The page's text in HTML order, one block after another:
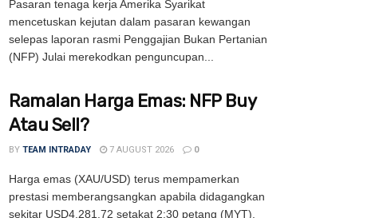
Pasaran tenaga kerja Amerika Syarikat
mencetuskan kejutan dalam pasaran kewangan
selepas laporan rasmi Penggajian Bukan Pertanian
(NFP) Julai merekodkan penguncupan...
Ramalan Harga Emas: NFP Buy
Atau Sell?
BY TEAM INTRADAY 7 AUGUST 2026 0
Harga emas (XAU/USD) terus mempamerkan
prestasi memberangsangkan apabila didagangkan
sekitar USD4,281.72 setakat 2:30 petang (MYT),